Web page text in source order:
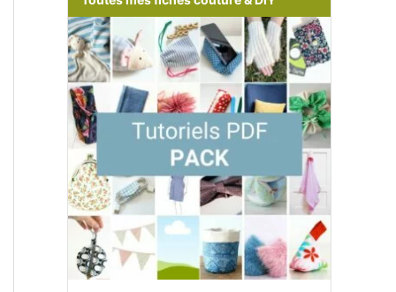
m
/
P
e
t
i
t
C
i
o
m
/
p
t
i
t
c